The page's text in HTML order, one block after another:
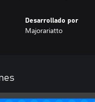
Desarrollado por
Majorariatto